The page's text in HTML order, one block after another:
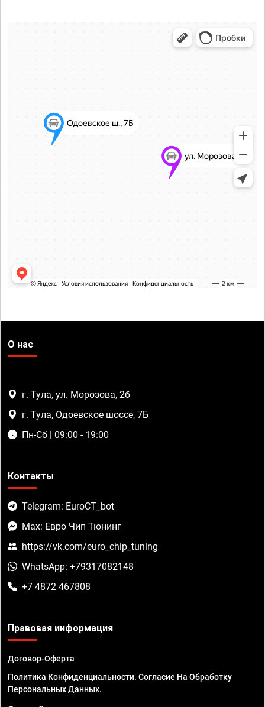
О нас
г. Тула, ул. Морозова, 2б
г. Тула, Одоевское шоссе, 7Б
Пн-Сб | 09:00 - 19:00
Контакты
Telegram: EuroCT_bot
Max: Евро Чип Тюнинг
https://vk.com/euro_chip_tuning
WhatsApp: +79317082148
+7 4872 467808
Правовая информация
Договор-Оферта
Политика Конфиденциальности. Согласие На Обработку
Персональных Данных.